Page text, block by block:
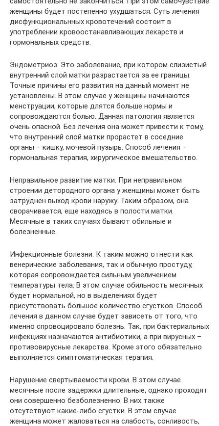
женщины будет постепенно ухудшаться. Суть лечения
дисфункциональнных кровотечений состоит в
употреблении кровоостанавливающих лекарств и
гормональных средств.
Эндометриоз. Это заболевание, при котором слизистый
внутренний слой матки разрастается за ее границы.
Точные причины его развития на данный момент не
установлены. В этом случае у женщины начинаются
менструации, которые длятся больше нормы и
сопровождаются болью. Данная патология является
очень опасной. Без лечения она может привести к тому,
что внутренний слой матки прорастет в соседние
органы – кишку, мочевой пузырь. Способ лечения –
гормональная терапия, хирургическое вмешательство.
Неправильное развитие матки. При неправильном
строении детородного органа у женщины может быть
затруднен выход крови наружу. Таким образом, она
сворачивается, еще находясь в полости матки.
Месячные в таких случаях бывают обильные и
болезненные.
Инфекционные болезни. К таким можно отнести как
венерические заболевания, так и обычную простуду,
которая сопровождается сильным увеличением
температуры тела. В этом случае обильность месячных
будет нормальной, но в выделениях будет
присутствовать большое количество сгустков. Способ
лечения в данном случае будет зависеть от того, что
именно спровоцировало болезнь. Так, при бактериальных
инфекциях назначаются антибиотики, а при вирусных –
противовирусные лекарства. Кроме этого обязательно
выполняется симптоматическая терапия.
Нарушение свертываемости крови. В этом случае
месячные после задержки длительные, однако проходят
они совершенно безболезненно. В них также
отсутствуют какие-либо сгустки. В этом случае
женщина может жаловаться на слабость, сонливость,